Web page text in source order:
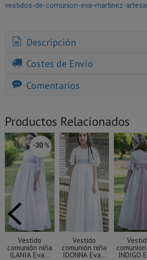
vestidos-de-comunion-eva-martinez-
Descripción
Costes de Envío
Comentarios
Productos Relacionados
-30 %
Vestido
comunión niña
ILANIA Eva...
Vestido
comunión niña
IDONNA Eva... INDIGO